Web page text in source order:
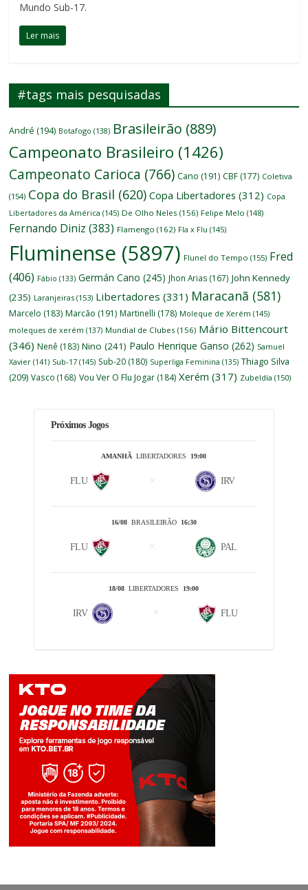
Mundo Sub-17.
Ler mais
#tags mais pesquisadas
André (194) Botafogo (138) Brasileirão (889)
Campeonato Brasileiro (1426)
Campeonato Carioca (766) Cano (191) CBF (177) Coletiva
(154) Copa do Brasil (620) Copa Libertadores (312) Copa
Libertadores da América (145) De Olho Neles (156) Felipe Melo (148)
Fernando Diniz (383) Flamengo (162) Fla x Flu (145)
Fluminense (5897) Flunel do Tempo (155) Fred
(406) Fábio (133) Germán Cano (245) Jhon Arias (167) John Kennedy
(235) Laranjeiras (153) Libertadores (331) Maracanã (581)
Marcelo (183) Marcão (191) Martinelli (178) Moleque de Xerém (145)
moleques de xerém (137) Mundial de Clubes (156) Mário Bittencourt
(346) Nenê (183) Nino (241) Paulo Henrique Ganso (262) Samuel
Xavier (141) Sub-17 (145) Sub-20 (180) Superliga Feminina (135) Thiago Silva
(209) Vasco (168) Vou Ver O Flu Jogar (184) Xerém (317) Zubeldía (150)
Próximos Jogos
AMANHÃ LIBERTADORES 19:00
FLU IRV
16/08BRASILEIRÃO 16:30
FLU PAL
18/08 LIBERTADORES 19:00
IRV FLU
Jogue com responsabilidade. 18+